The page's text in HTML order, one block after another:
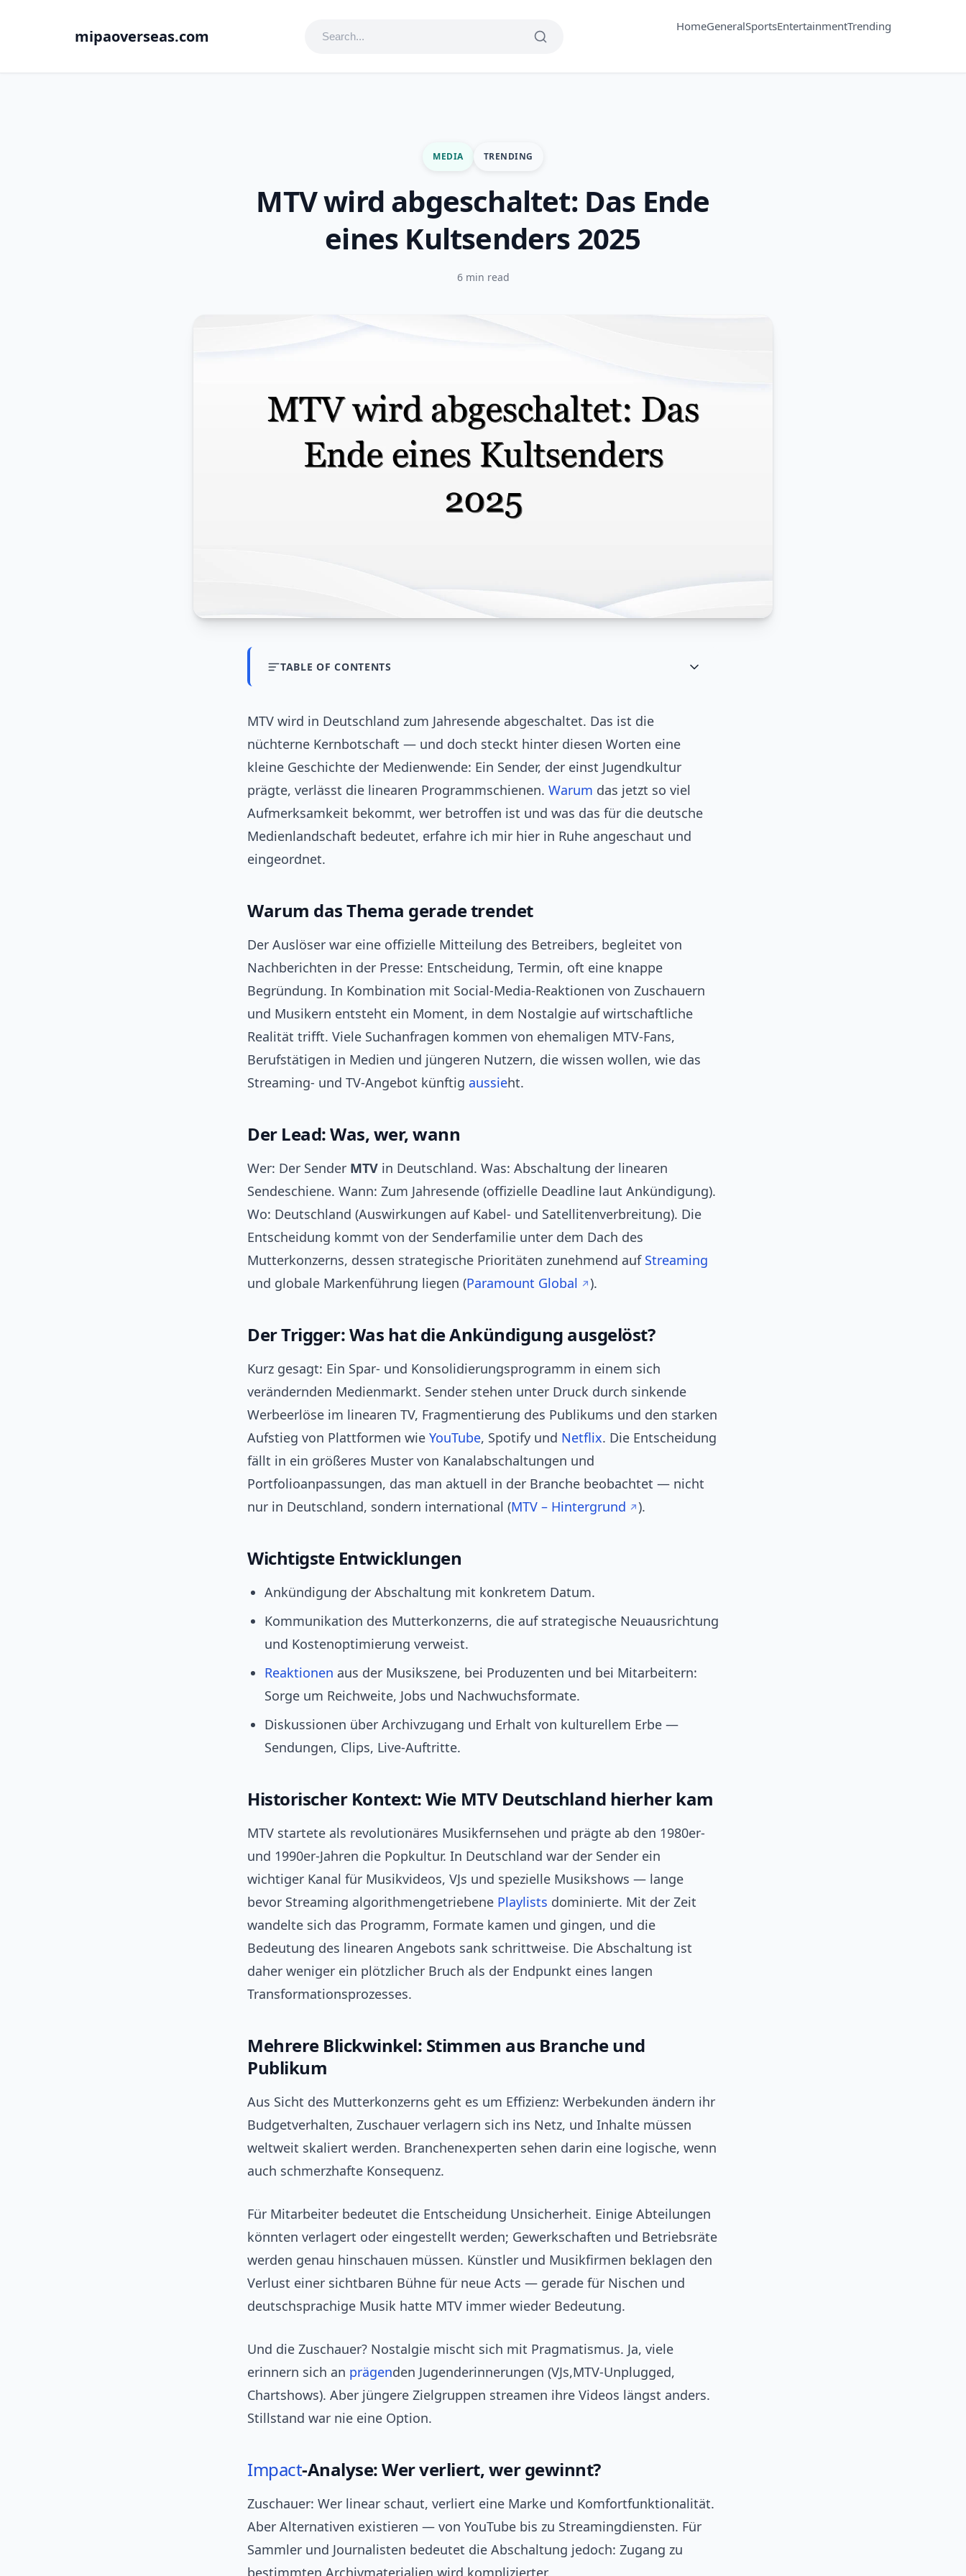
mipaoverseas.com
HomeGeneralSportsEntertainmentTrending
MEDIA TRENDING
MTV wird abgeschaltet: Das Ende
eines Kultsenders 2025
6 min read
TABLE OF CONTENTS
MTV wird in Deutschland zum Jahresende abgeschaltet. Das ist die
nüchterne Kernbotschaft — und doch steckt hinter diesen Worten eine
kleine Geschichte der Medienwende: Ein Sender, der einst Jugendkultur
prägte, verlässt die linearen Programmschienen. Warum das jetzt so viel
Aufmerksamkeit bekommt, wer betroffen ist und was das für die deutsche
Medienlandschaft bedeutet, erfahre ich mir hier in Ruhe angeschaut und
eingeordnet.
Warum das Thema gerade trendet
Der Auslöser war eine offizielle Mitteilung des Betreibers, begleitet von
Nachberichten in der Presse: Entscheidung, Termin, oft eine knappe
Begründung. In Kombination mit Social-Media-Reaktionen von Zuschauern
und Musikern entsteht ein Moment, in dem Nostalgie auf wirtschaftliche
Realität trifft. Viele Suchanfragen kommen von ehemaligen MTV-Fans,
Berufstätigen in Medien und jüngeren Nutzern, die wissen wollen, wie das
Streaming- und TV-Angebot künftig aussieht.
Der Lead: Was, wer, wann
Wer: Der Sender MTV in Deutschland. Was: Abschaltung der linearen
Sendeschiene. Wann: Zum Jahresende (offizielle Deadline laut Ankündigung).
Wo: Deutschland (Auswirkungen auf Kabel- und Satellitenverbreitung). Die
Entscheidung kommt von der Senderfamilie unter dem Dach des
Mutterkonzerns, dessen strategische Prioritäten zunehmend auf Streaming
und globale Markenführung liegen (Paramount Global ).
Der Trigger: Was hat die Ankündigung ausgelöst?
Kurz gesagt: Ein Spar- und Konsolidierungsprogramm in einem sich
verändernden Medienmarkt. Sender stehen unter Druck durch sinkende
Werbeerlöse im linearen TV, Fragmentierung des Publikums und den starken
Aufstieg von Plattformen wie YouTube, Spotify und Netflix. Die Entscheidung
fällt in ein größeres Muster von Kanalabschaltungen und
Portfolioanpassungen, das man aktuell in der Branche beobachtet — nicht
nur in Deutschland, sondern international (MTV – Hintergrund ).
Wichtigste Entwicklungen
Ankündigung der Abschaltung mit konkretem Datum.
Kommunikation des Mutterkonzerns, die auf strategische Neuausrichtung
und Kostenoptimierung verweist.
Reaktionen aus der Musikszene, bei Produzenten und bei Mitarbeitern:
Sorge um Reichweite, Jobs und Nachwuchsformate.
Diskussionen über Archivzugang und Erhalt von kulturellem Erbe —
Sendungen, Clips, Live-Auftritte.
Historischer Kontext: Wie MTV Deutschland hierher kam
MTV startete als revolutionäres Musikfernsehen und prägte ab den 1980er-
und 1990er-Jahren die Popkultur. In Deutschland war der Sender ein
wichtiger Kanal für Musikvideos, VJs und spezielle Musikshows — lange
bevor Streaming algorithmengetriebene Playlists dominierte. Mit der Zeit
wandelte sich das Programm, Formate kamen und gingen, und die
Bedeutung des linearen Angebots sank schrittweise. Die Abschaltung ist
daher weniger ein plötzlicher Bruch als der Endpunkt eines langen
Transformationsprozesses.
Mehrere Blickwinkel: Stimmen aus Branche und
Publikum
Aus Sicht des Mutterkonzerns geht es um Effizienz: Werbekunden ändern ihr
Budgetverhalten, Zuschauer verlagern sich ins Netz, und Inhalte müssen
weltweit skaliert werden. Branchenexperten sehen darin eine logische, wenn
auch schmerzhafte Konsequenz.
Für Mitarbeiter bedeutet die Entscheidung Unsicherheit. Einige Abteilungen
könnten verlagert oder eingestellt werden; Gewerkschaften und Betriebsräte
werden genau hinschauen müssen. Künstler und Musikfirmen beklagen den
Verlust einer sichtbaren Bühne für neue Acts — gerade für Nischen und
deutschsprachige Musik hatte MTV immer wieder Bedeutung.
Und die Zuschauer? Nostalgie mischt sich mit Pragmatismus. Ja, viele
erinnern sich an prägenden Jugenderinnerungen (VJs,MTV-Unplugged,
Chartshows). Aber jüngere Zielgruppen streamen ihre Videos längst anders.
Stillstand war nie eine Option.
Impact-Analyse: Wer verliert, wer gewinnt?
Zuschauer: Wer linear schaut, verliert eine Marke und Komfortfunktionalität.
Aber Alternativen existieren — von YouTube bis zu Streamingdiensten. Für
Sammler und Journalisten bedeutet die Abschaltung jedoch: Zugang zu
bestimmten Archivmaterialien wird komplizierter.